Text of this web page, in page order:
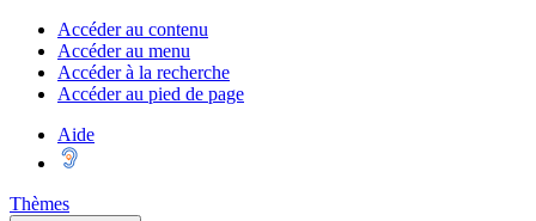
Accéder au contenu
Accéder au menu
Accéder à la recherche
Accéder au pied de page
Aide
Thèmes